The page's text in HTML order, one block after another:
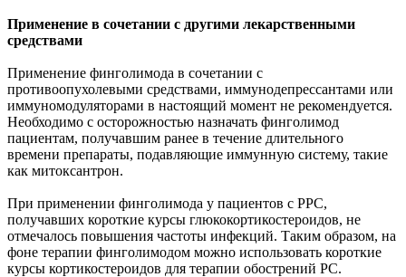
Применение в сочетании с другими лекарственными
средствами
Применение финголимода в сочетании с
противоопухолевыми средствами, иммунодепрессантами или
иммуномодуляторами в настоящий момент не рекомендуется.
Необходимо с осторожностью назначать финголимод
пациентам, получавшим ранее в течение длительного
времени препараты, подавляющие иммунную систему, такие
как митоксантрон.
При применении финголимода у пациентов с РРС,
получавших короткие курсы глюкокортикостероидов, не
отмечалось повышения частоты инфекций. Таким образом, на
фоне терапии финголимодом можно использовать короткие
курсы кортикостероидов для терапии обострений РС.